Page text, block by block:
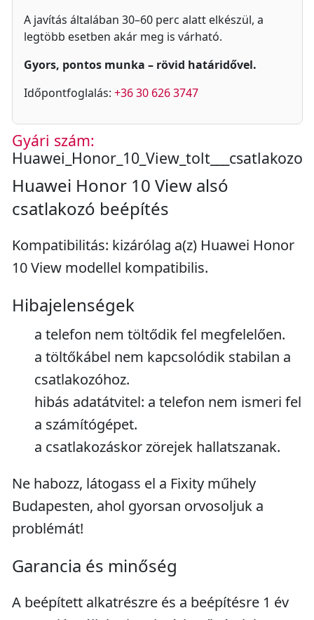
A javítás általában 30–60 perc alatt elkészül, a
legtöbb esetben akár meg is várható.
Gyors, pontos munka – rövid határidővel.
Időpontfoglalás: +36 30 626 3747
Gyári szám:
Huawei_Honor_10_View_tolt___csatlakozo
Huawei Honor 10 View alsó
csatlakozó beépítés
Kompatibilitás: kizárólag a(z) Huawei Honor
10 View modellel kompatibilis.
Hibajelenségek
a telefon nem töltődik fel megfelelően.
a töltőkábel nem kapcsolódik stabilan a
csatlakozóhoz.
hibás adatátvitel: a telefon nem ismeri fel
a számítógépet.
a csatlakozáskor zörejek hallatszanak.
Ne habozz, látogass el a Fixity műhely
Budapesten, ahol gyorsan orvosoljuk a
problémát!
Garancia és minőség
A beépített alkatrészre és a beépítésre 1 év